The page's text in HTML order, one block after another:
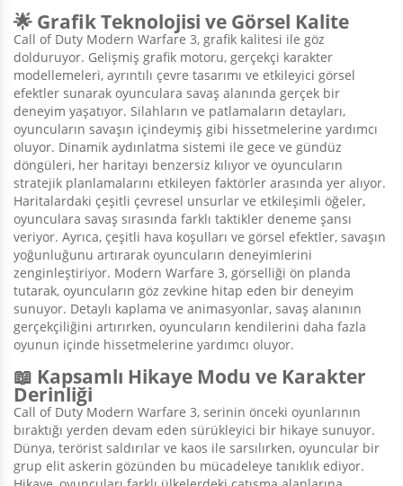
🌟 Grafik Teknolojisi ve Görsel Kalite
Call of Duty Modern Warfare 3, grafik kalitesi ile göz
dolduruyor. Gelişmiş grafik motoru, gerçekçi karakter
modellemeleri, ayrıntılı çevre tasarımı ve etkileyici görsel
efektler sunarak oyunculara savaş alanında gerçek bir
deneyim yaşatıyor. Silahların ve patlamaların detayları,
oyuncuların savaşın içindeymiş gibi hissetmelerine yardımcı
oluyor. Dinamik aydınlatma sistemi ile gece ve gündüz
döngüleri, her haritayı benzersiz kılıyor ve oyuncuların
stratejik planlamalarını etkileyen faktörler arasında yer alıyor.
Haritalardaki çeşitli çevresel unsurlar ve etkileşimli öğeler,
oyunculara savaş sırasında farklı taktikler deneme şansı
veriyor. Ayrıca, çeşitli hava koşulları ve görsel efektler, savaşın
yoğunluğunu artırarak oyuncuların deneyimlerini
zenginleştiriyor. Modern Warfare 3, görselliği ön planda
tutarak, oyuncuların göz zevkine hitap eden bir deneyim
sunuyor. Detaylı kaplama ve animasyonlar, savaş alanının
gerçekçiliğini artırırken, oyuncuların kendilerini daha fazla
oyunun içinde hissetmelerine yardımcı oluyor.
📖 Kapsamlı Hikaye Modu ve Karakter
Derinliği
Call of Duty Modern Warfare 3, serinin önceki oyunlarının
bıraktığı yerden devam eden sürükleyici bir hikaye sunuyor.
Dünya, terörist saldırılar ve kaos ile sarsılırken, oyuncular bir
grup elit askerin gözünden bu mücadeleye tanıklık ediyor.